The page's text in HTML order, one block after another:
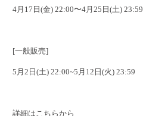
4月17日(金) 22:00〜4月25日(土) 23:59
[一般販売]
5月2日(土) 22:00~5月12日(火) 23:59
詳細はこちらから